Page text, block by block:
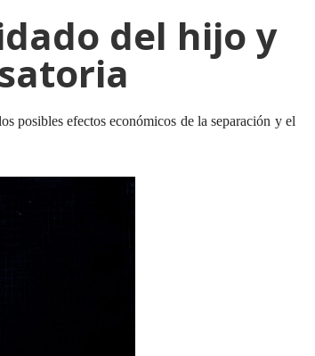
del hijo y
posibles efectos económicos de la separación y el